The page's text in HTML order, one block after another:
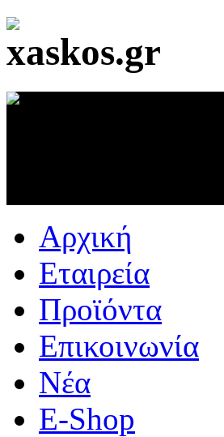
Αρχική
Εταιρεία
Προϊόντα
Επικοινωνία
Νέα
E-Shop